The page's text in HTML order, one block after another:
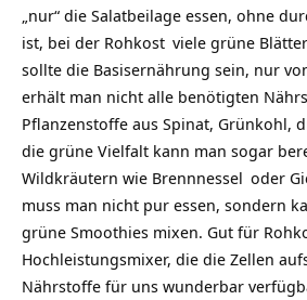
„nur“ die Salatbeilage essen, ohne
ist, bei der Rohkost viele grüne
sollte die Basisernährung sein, nur
erhält man nicht alle benötigten
Pflanzenstoffe aus Spinat, Grünkohl,
die grüne Vielfalt kann man sogar
Wildkräutern wie Brennnessel oder
muss man nicht pur essen, sondern
grüne Smoothies mixen. Gut für
Hochleistungsmixer, die die Zellen
Nährstoffe für uns wunderbar